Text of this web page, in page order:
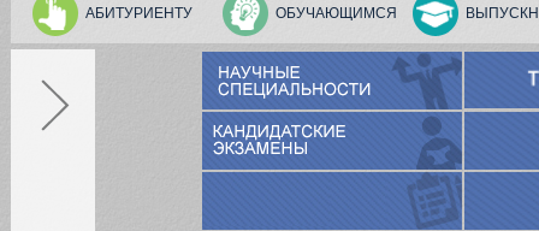
ОБУЧАЮЩИМСЯ
АБИТУРИЕНТУ